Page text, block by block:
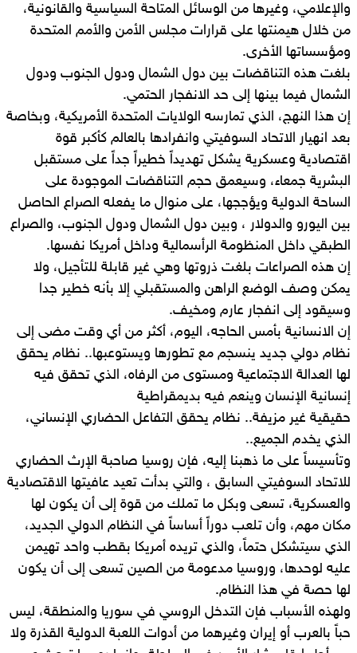
والإعلامي، وغيرها من الوسائل المتاحة السياسية والقانونية،
من خلال هيمنتها على قرارات مجلس الأمن والأمم المتحدة
ومؤسساتها الأخرى.
بلغت هذه التناقضات بين دول الشمال ودول الجنوب ودول
الشمال فيما بينها إلى حد الانفجار الحتمي.
إن هذا النهج، الذي تمارسه الولايات المتحدة الأمريكية، وبخاصة
بعد انهيار الاتحاد السوفيتي وانفرادها بالعالم كأكبر قوة
اقتصادية وعسكرية يشكل تهديداً خطيراً جداً على مستقبل
البشرية جمعاء، وسيعمق حجم التناقضات الموجودة على
الساحة الدولية ويؤججها، على منوال ما يفعله الصراع الحاصل
بين اليورو والدولار ، وبين دول الشمال ودول الجنوب، والصراع
الطبقي داخل المنظومة الرأسمالية وداخل أمريكا نفسها.
إن هذه الصراعات بلغت ذروتها وهي غير قابلة للتأجيل، ولا
يمكن وصف الوضع الراهن والمستقبلي إلا بأنه خطير جدا
وسيقود إلى انفجار عارم ومخيف.
إن الانسانية بأمس الحاجه، اليوم، أكثر من أي وقت مضى إلى
نظام دولي جديد ينسجم مع تطورها ويستوعبها.. نظام يحقق
لها العدالة الاجتماعية ومستوى من الرفاه، الذي تحقق فيه
إنسانية الإنسان وينعم فيه بديمقراطية
حقيقية غير مزيفة.. نظام يحقق التفاعل الحضاري الإنساني،
الذي يخدم الجميع..
وتأسيساً على ما ذهبنا إليه، فإن روسيا صاحبة الإرث الحضاري
للاتحاد السوفيتي السابق ، والتي بدأت تعيد عافيتها الاقتصادية
والعسكرية، تسعى وبكل ما تملك من قوة إلى أن يكون لها
مكان مهم، وأن تلعب دوراً أساساً في النظام الدولي الجديد،
الذي سيتشكل حتماً، والذي تريده أمريكا بقطب واحد تهيمن
عليه لوحدها، وروسيا مدعومة من الصين تسعى إلى أن يكون
لها حصة في هذا النظام.
ولهذه الأسباب فإن التدخل الروسي في سوريا والمنطقة، ليس
حباً بالعرب أو إيران وغيرهما من أدوات اللعبة الدولية القذرة ولا